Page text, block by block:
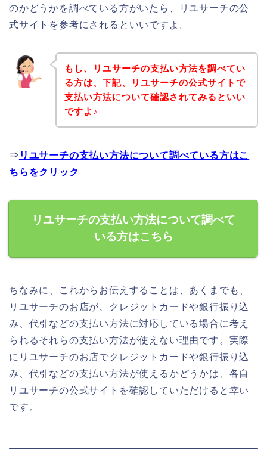
のかどうかを調べている方がいたら、リユサーチの公
式サイトを参考にされるといいですよ。
もし、リユサーチの支払い方法を調べてい
る方は、下記、リユサーチの公式サイトで
支払い方法について確認されてみるといい
ですよ♪
⇒ リユサーチの支払い方法について調べている方はこ
ちらをクリック
リユサーチの支払い方法について調べて
いる方はこちら
ちなみに、これからお伝えすることは、あくまでも、
リユサーチのお店が、クレジットカードや銀行振り込
み、代引などの支払い方法に対応している場合に考え
られるそれらの支払い方法が使えない理由です。実際
にリユサーチのお店でクレジットカードや銀行振り込
み、代引などの支払い方法が使えるかどうかは、各自
リユサーチの公式サイトを確認していただけると幸い
です。